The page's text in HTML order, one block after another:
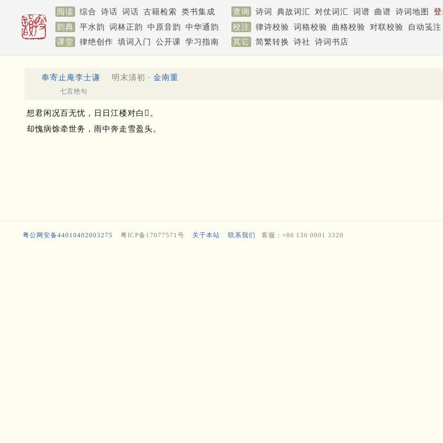
阅读 综合 诗话 词话 古籍检索 类书集成 查询 诗词 典故词汇 对仗词汇 词谱 曲谱 诗词地图
韵典
平水韵 词林正韵 中原音韵 中华通韵 校注 律诗校验 词格校验 曲格校验 对联校验
自动笺注
课堂
律绝创作 填词入门 公开课 学习指南 其它 简繁转换 诗社 诗词书店
奉寄止庵李士谦 明末清初 · 金南重
七言绝句
想君闲况百无忧，日日江楼对白𩿨。
却愧病馀牵世务，雨中奔走雪盈头。
粤公网安备44010402003275 粤ICP备17077571号 关于本站 联系我们 客服：+86 136 0901 3320